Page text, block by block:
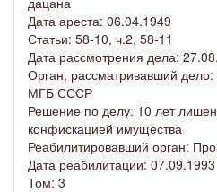
Дата ареста: 06.04.1949
Статьи: 58-10, ч.2, 58-11
Дата рассмотрения дела:
Орган, рассматривавший
МГБ СССР
Решение по делу: 10 лет
конфискацией имущества
Реабилитировавший орган:
Дата реабилитации: 07.09.1993
Том: 3